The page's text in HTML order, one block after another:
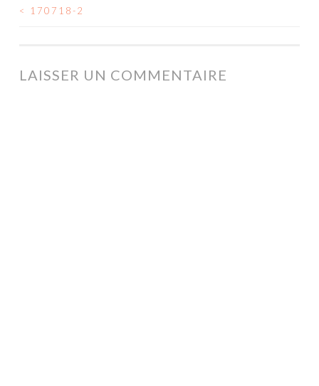
NAVIGATION
ARTICLES
< 170718-2
LAISSER UN COMMENTAIRE